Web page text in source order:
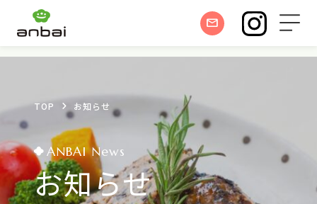
TOP お知らせ
ANBAI News
お知らせ